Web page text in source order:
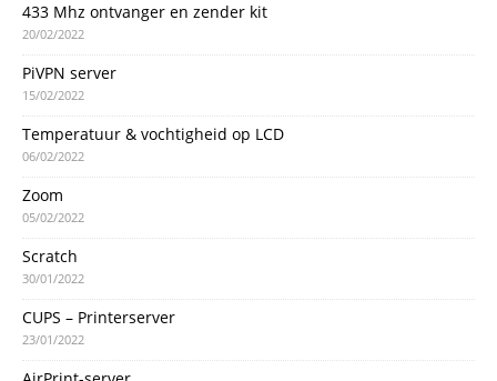
433 Mhz ontvanger en zender kit
20/02/2022
PiVPN server
15/02/2022
Temperatuur & vochtigheid op LCD
06/02/2022
Zoom
05/02/2022
Scratch
30/01/2022
CUPS – Printerserver
23/01/2022